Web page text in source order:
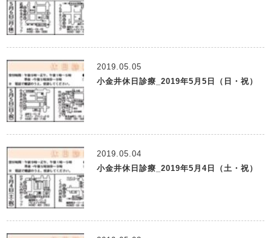
2019.05.05
小金井休日診療_2019年5月5日（日・祝）
2019.05.04
小金井休日診療_2019年5月4日（土・祝）